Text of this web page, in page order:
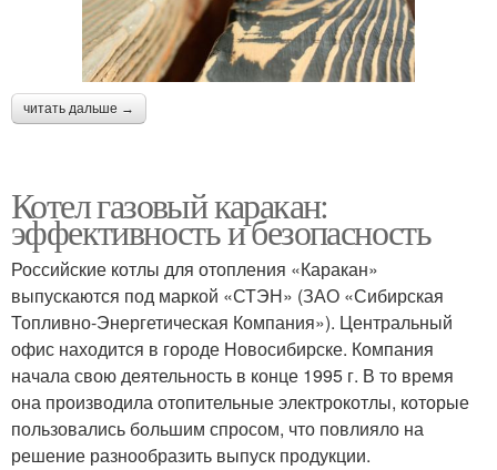
читать дальше →
Котел газовый каракан:
эффективность и безопасность
Российские котлы для отопления «Каракан»
выпускаются под маркой «СТЭН» (ЗАО «Сибирская
Топливно-Энергетическая Компания»). Центральный
офис находится в городе Новосибирске. Компания
начала свою деятельность в конце 1995 г. В то время
она производила отопительные электрокотлы, которые
пользовались большим спросом, что повлияло на
решение разнообразить выпуск продукции.